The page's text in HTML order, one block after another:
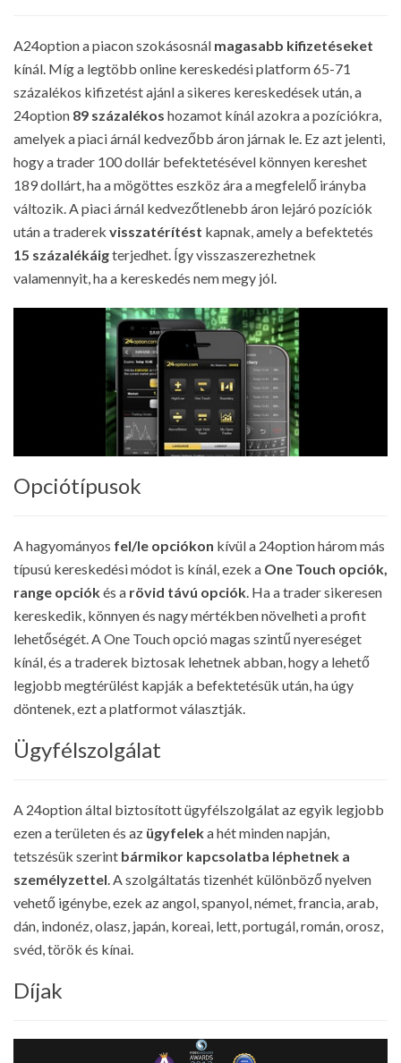
A24option a piacon szokásosnál magasabb kifizetéseket
kínál. Míg a legtöbb online kereskedési platform 65-71
százalékos kifizetést ajánl a sikeres kereskedések után, a
24option 89 százalékos hozamot kínál azokra a pozíciókra,
amelyek a piaci árnál kedvezőbb áron járnak le. Ez azt jelenti,
hogy a trader 100 dollár befektetésével könnyen kereshet
189 dollárt, ha a mögöttes eszköz ára a megfelelő irányba
változik. A piaci árnál kedvezőtlenebb áron lejáró pozíciók
után a traderek visszatérítést kapnak, amely a befektetés
15 százalékáigterjedhet. Így visszaszerezhetnek
valamennyit, ha a kereskedés nem megy jól.
Opciótípusok
A hagyományos fel/le opciókon kívül a 24option három más
típusú kereskedési módot is kínál, ezek a One Touch opciók,
range opciókés a rövid távú opciók . Ha a trader sikeresen
kereskedik, könnyen és nagy mértékben növelheti a profit
lehetőségét. A One Touch opció magas szintű nyereséget
kínál, és a traderek biztosak lehetnek abban, hogy a lehető
legjobb megtérülést kapják a befektetésük után, ha úgy
döntenek, ezt a platformot választják.
Ügyfélszolgálat
A 24option által biztosított ügyfélszolgálat az egyik legjobb
ezen a területen és az ügyfeleka hét minden napján,
tetszésük szerint bármikor kapcsolatba léphetnek a
személyzettel . A szolgáltatás tizenhét különböző nyelven
vehető igénybe, ezek az angol, spanyol, német, francia, arab,
dán, indonéz, olasz, japán, koreai, lett, portugál, román, orosz,
svéd, török és kínai.
Díjak